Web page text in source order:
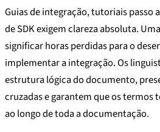
Guias de integração, tutoriais passo
de SDK exigem clareza absoluta.
significar horas perdidas para o
implementar a integração. Os
estrutura lógica do documento,
cruzadas e garantem que os termos
ao longo de toda a documentação.